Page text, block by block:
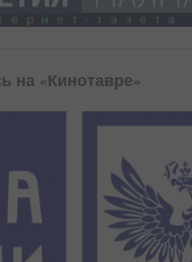
на «Кинотавре»